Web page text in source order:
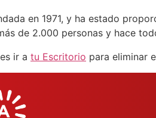
en 1971, y ha estado
de 2.000 personas y hace
ir a tu Escritorio para eliminar